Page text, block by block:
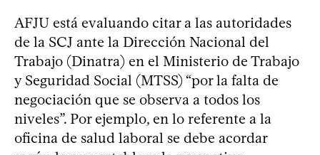
AFJU está evaluando citar a las autoridades
de la SCJ ante la Dirección Nacional del
Trabajo (Dinatra) en el Ministerio de Trabajo
y Seguridad Social (MTSS) “por la falta de
negociación que se observa a todos los
niveles”. Por ejemplo, en lo referente a la
oficina de salud laboral se debe acordar